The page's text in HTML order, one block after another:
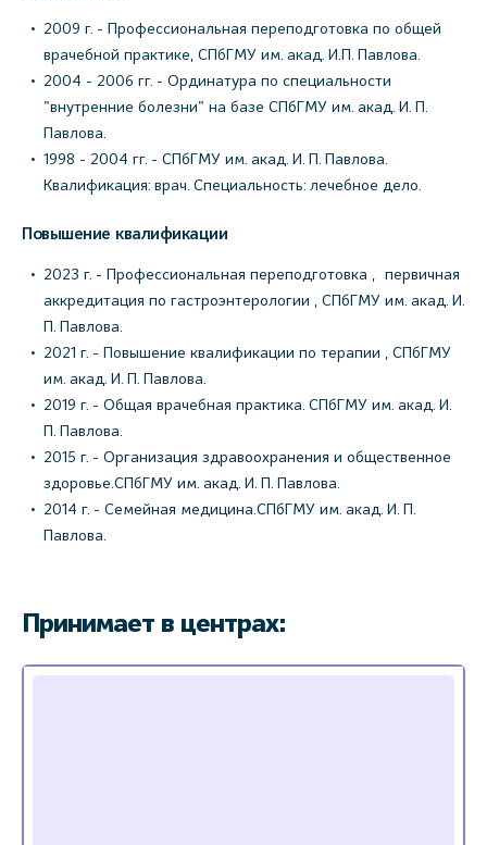
2009 г. - Профессиональная переподготовка по общей
врачебной практике, СПбГМУ им. акад. И.П. Павлова.
2004 - 2006 гг. - Ординатура по специальности
"внутренние болезни" на базе СПбГМУ им. акад. И. П.
Павлова.
1998 - 2004 гг. - СПбГМУ им. акад. И. П. Павлова.
Квалификация: врач. Специальность: лечебное дело.
Повышение квалификации
2023 г. - Профессиональная переподготовка , первичная
аккредитация по гастроэнтерологии , СПбГМУ им. акад. И.
П. Павлова.
2021 г. - Повышение квалификации по терапии , СПбГМУ
им. акад. И. П. Павлова.
2019 г. - Общая врачебная практика. СПбГМУ им. акад. И.
П. Павлова.
2015 г. - Организация здравоохранения и общественное
здоровье.СПбГМУ им. акад. И. П. Павлова.
2014 г. - Семейная медицина.СПбГМУ им. акад. И. П.
Павлова.
Принимает в центрах: